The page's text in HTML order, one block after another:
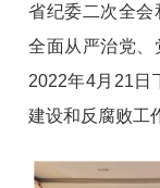
省纪委二次全会
全面从严治党、
2022年4月21日
建设和反腐败工